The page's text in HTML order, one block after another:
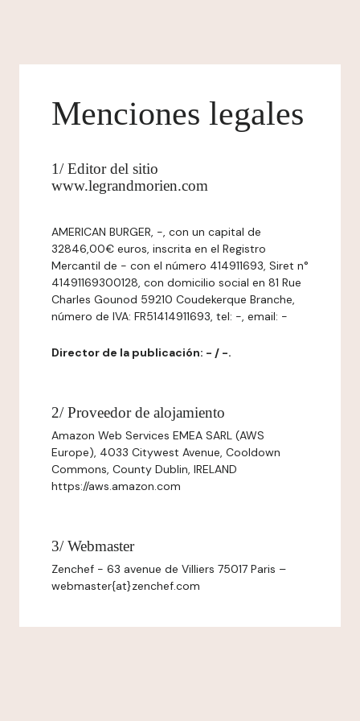
Menciones legales
1/ Editor del sitio
www.legrandmorien.com
AMERICAN BURGER, -, con un capital de
32846,00€ euros, inscrita en el Registro
Mercantil de - con el número 414911693, Siret n°
41491169300128, con domicilio social en 81 Rue
Charles Gounod 59210 Coudekerque Branche,
número de IVA: FR51414911693, tel: -, email: -
Director de la publicación: - / -.
2/ Proveedor de alojamiento
Amazon Web Services EMEA SARL (AWS
Europe), 4033 Citywest Avenue, Cooldown
Commons, County Dublin, IRELAND
https://aws.amazon.com
3/ Webmaster
Zenchef - 63 avenue de Villiers 75017 Paris –
webmaster{at}zenchef.com